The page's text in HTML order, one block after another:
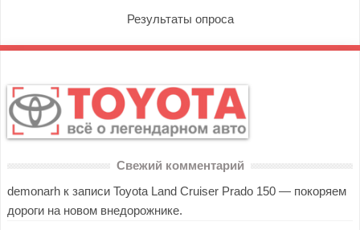
Результаты опроса
Свежий комментарий
demonarh к записи Toyota Land Cruiser Prado 150 — покоряем
дороги на новом внедорожнике.